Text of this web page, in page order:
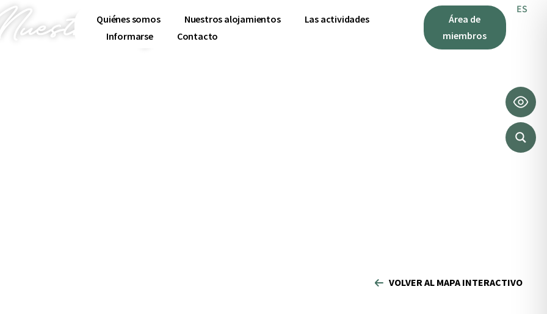
Quiénes somos Nuestros alojamientos
Las actividades
Informarse
Contacto
Área de
miembros
ES
IT
alojamientos
VOLVER AL MAPA INTERACTIVO